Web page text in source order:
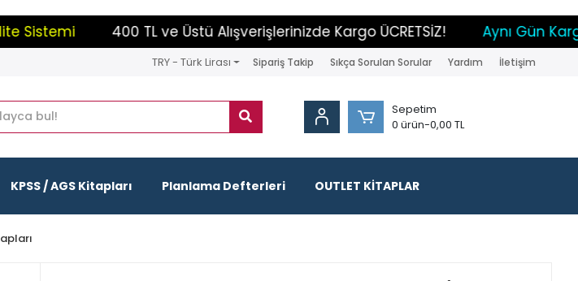
400 TL ve Üstü Alışverişlerinizde Kargo ÜCRETSİZ! Aynı Gün Kargo
TRY - Türk Lirası Sipariş Takip Sıkça Sorulan Sorular Yardım İletişim
Sepetim
0 ürün-0,00 TL
KPSS / AGS Kitapları Planlama Defterleri OUTLET KİTAPLAR